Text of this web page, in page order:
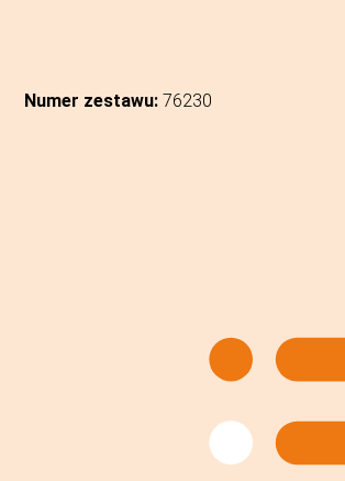
Numer zestawu: 76230